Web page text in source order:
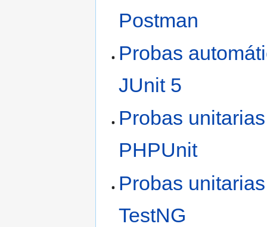
Postman
Probas
JUnit 5
Probas
PHPUnit
Probas
TestNG